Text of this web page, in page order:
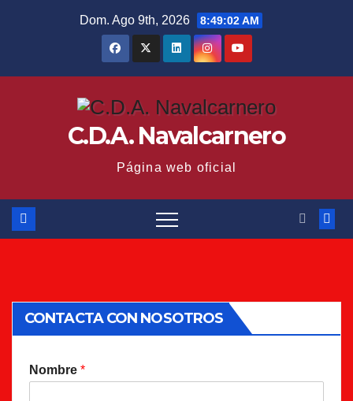
Dom. Ago 9th, 2026 8:49:03 AM
C.D.A. Navalcarnero
Página web oficial
CONTACTA CON NOSOTROS
Nombre *